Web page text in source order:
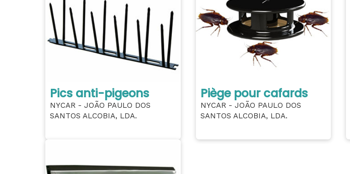
Pics anti-pigeons
NYCAR - JOÃO PAULO DOS
SANTOS ALCOBIA, LDA.
Piège pour cafards
NYCAR - JOÃO PAULO DOS
SANTOS ALCOBIA, LDA.